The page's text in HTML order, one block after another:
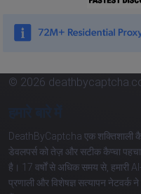
© 2026
DeathByCaptcha एक शक्तिशाली
डेवलपर्स को तेज़ और सटीक कैप्चा
है। 17 वर्षों से अधिक समय से, हमारी
प्रणाली और विशेषज्ञ सत्यापन नेटवर्क ने